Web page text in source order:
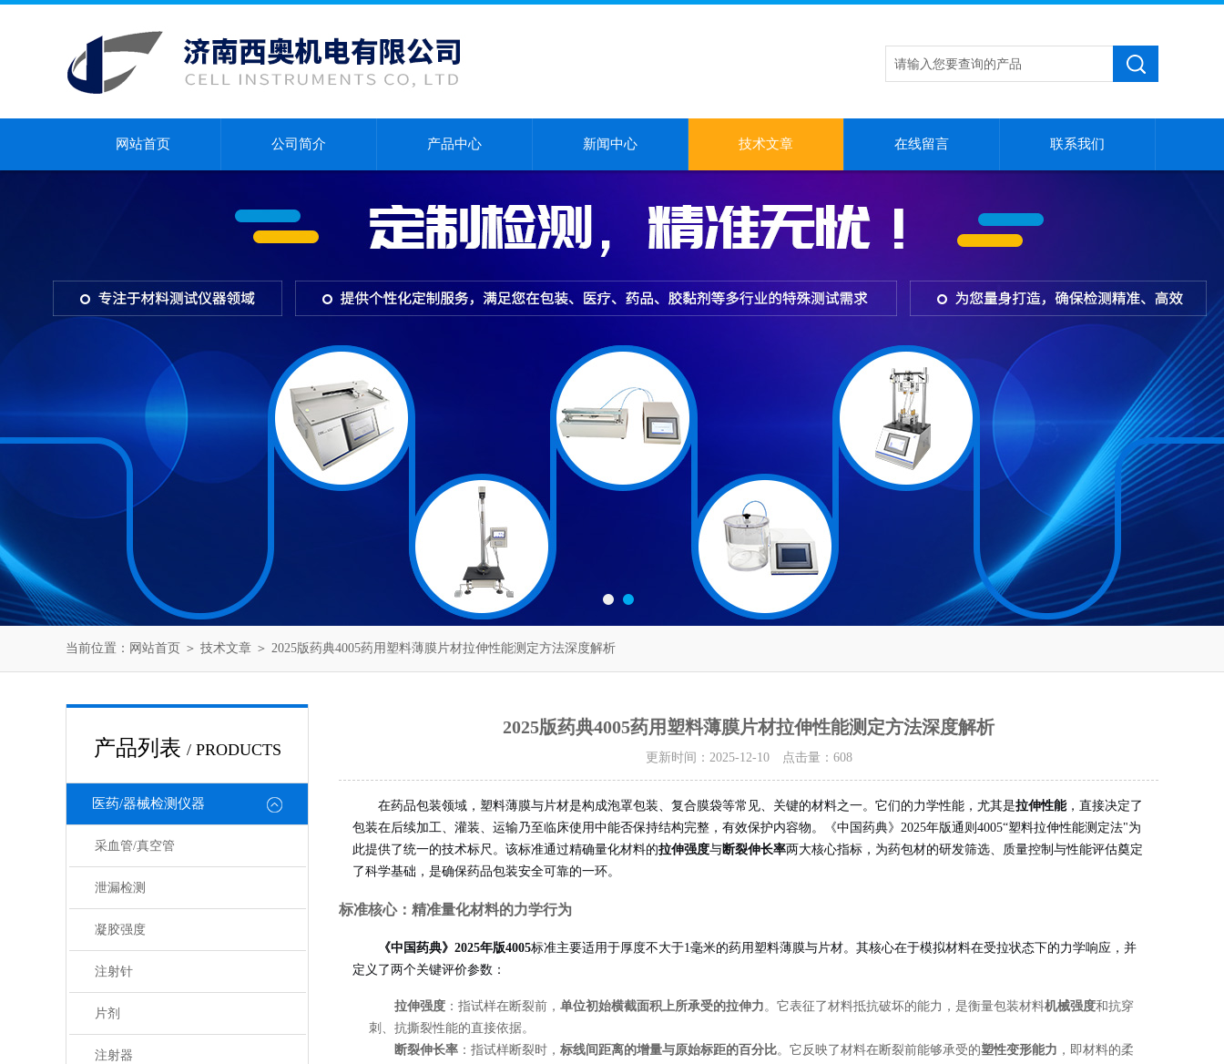
网站首页 公司简介 产品中心 新闻中心 技术文章 在线留言 联系我们
当前位置： 网站首页 ＞ 技术文章 ＞ 2025版药典4005药用塑料薄膜片材拉伸性能测定方法深度解析
产品列表 / PRODUCTS
医药/器械检测仪器
采血管/真空管
泄漏检测
凝胶强度
注射针
片剂
注射器
2025版药典4005药用塑料薄膜片材拉伸性能测定方法深度解析
更新时间：2025-12-10 点击量： 608
在药品包装领域，塑料薄膜与片材是构成泡罩包装、复合膜袋等常见、关键的材料之一。它们的力学性能，尤其是拉伸性能，直接决定了
包装在后续加工、灌装、运输乃至临床使用中能否保持结构完整，有效保护内容物。《中国药典》2025年版通则4005“塑料拉伸性能测定法"为
此提供了统一的技术标尺。该标准通过精确量化材料的拉伸强度与断裂伸长率两大核心指标，为药包材的研发筛选、质量控制与性能评估奠定
了科学基础，是确保药品包装安全可靠的一环。
标准核心：精准量化材料的力学行为
《中国药典》2025年版4005标准主要适用于厚度不大于1毫米的药用塑料薄膜与片材。其核心在于模拟材料在受拉状态下的力学响应，并
定义了两个关键评价参数：
拉伸强度 ：指试样在断裂前， 单位初始横截面积上所承受的拉伸力。它表征了材料抵抗破坏的能力，是衡量包装材料机械强度和抗穿
刺、抗撕裂性能的直接依据。
断裂伸长率 ：指试样断裂时， 标线间距离的增量与原始标距的百分比。它反映了材料在断裂前能够承受的塑性变形能力 ，即材料的柔